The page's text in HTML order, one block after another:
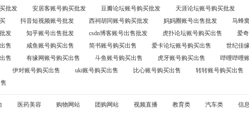
批发 安居客账号购买批发 豆瓣论坛账号购买批发 天涯论坛账号购买批发
抖音短视频账号批发 西祠胡同账号购买批发 妈妈圈账号出售批发
马蜂
发 知乎账号出售批发 csdn博客账号出售批发 虎扑论坛账号购买出售
爱
售 咸鱼账号购买出售 简书账号购买出售 爱卡论坛账号购买出售
世纪佳
售 有缘网账号购买出售 斗鱼账号购买出售 虎牙账号购买出售
哔哩哔哩
伊对账号购买出售 uki账号购买出售 比心账号购买出售 转转账号购买出售
医药美容 购物网站 团购网站 视频直播 教育类 汽车类 信